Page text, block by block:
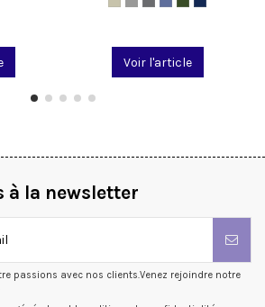
(75 avis)
Voir l'article
à la newsletter
passions avec nos clients.Venez rejoindre notre